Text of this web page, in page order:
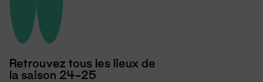
Retrouvez tous les lieux de
la saison 24-25